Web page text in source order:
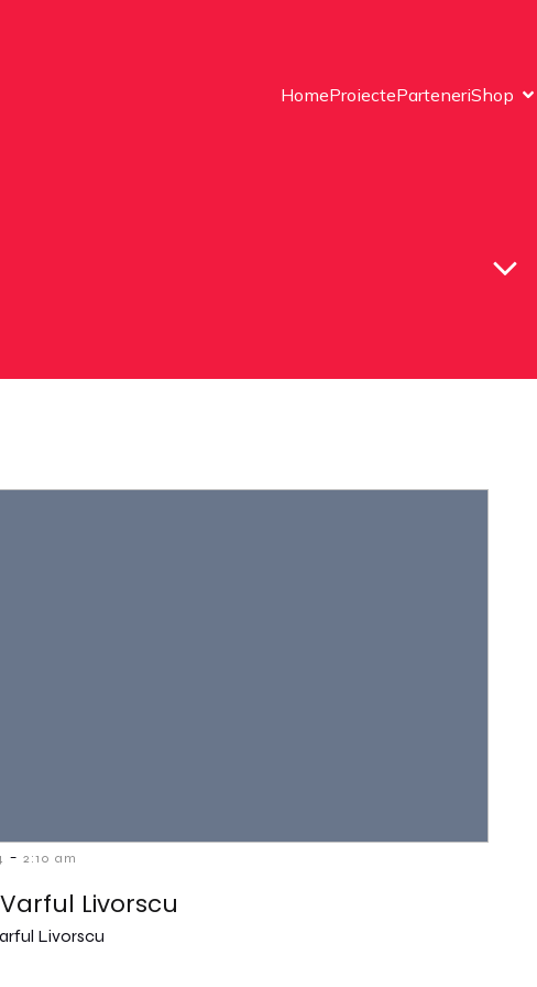
HomeProiecteParteneriShop
- 2:10 am
Livorscu
Livorscu